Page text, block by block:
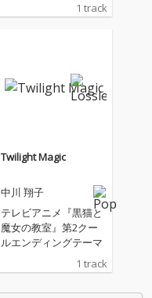
1 track
Twilight Magic
中川 翔子
テレビアニメ『黒猫と
魔女の教室』第2クー
ルエンディングテーマ
1 track